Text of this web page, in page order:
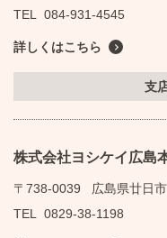
TEL
084-931-4545
詳しくはこちら
支
株式会社ヨシケイ広島
〒738-0039
広島県廿日
TEL
0829-38-1198